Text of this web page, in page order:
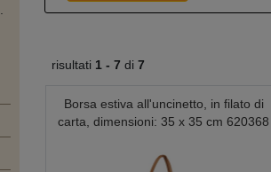
risultati 1 - 7 di 7
Borsa estiva all'uncinetto, in filato di
carta, dimensioni: 35 x 35 cm 620368